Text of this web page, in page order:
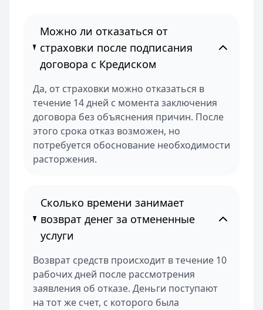
Можно ли отказаться от
страховки после подписания
договора с Кредиском
Да, от страховки можно отказаться в
течение 14 дней с момента заключения
договора без объяснения причин. После
этого срока отказ возможен, но
потребуется обоснование необходимости
расторжения.
Сколько времени занимает
возврат денег за отмененные
услуги
Возврат средств происходит в течение 10
рабочих дней после рассмотрения
заявления об отказе. Деньги поступают
на тот же счет, с которого была